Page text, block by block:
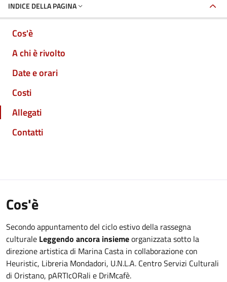
INDICE DELLA PAGINA
Cos'è
A chi è rivolto
Date e orari
Costi
Allegati
Contatti
Cos'è
Secondo appuntamento del ciclo estivo della rassegna
culturale Leggendo ancora insiemeorganizzata sotto la
direzione artistica di Marina Casta in collaborazione con
Heuristic, Libreria Mondadori, U.N.L.A. Centro Servizi Culturali
di Oristano, pARTIcORali e DriMcafè.